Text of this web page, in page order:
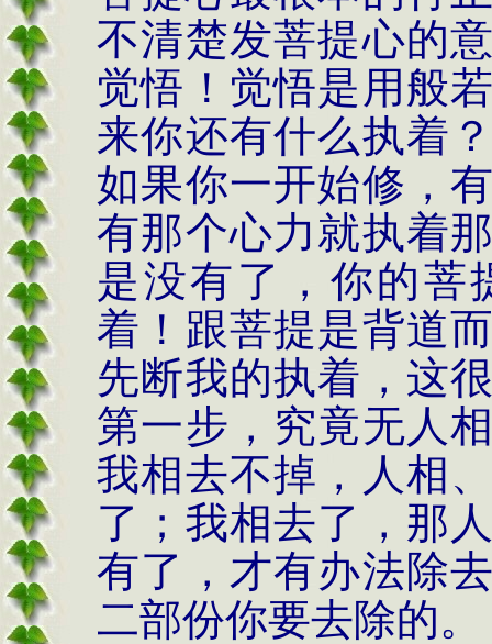
不清楚发菩提心的
觉悟 ！ 觉悟是用般
来你还有什么执着
如果你一开始修，
有那个心力就执着
是没有了，你的菩
着 ！ 跟菩提是背道
先断我的执着，这
第一步，究竟无人
我相去不掉，人相
了；我相去了，那
有了，才有办法除
二部份你要去除的。